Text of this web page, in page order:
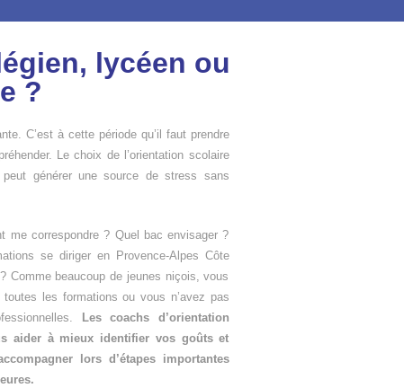
lycéen ou
?
C’est à cette période qu’il faut prendre
Le choix de l’orientation scolaire
générer une source de stress sans
me correspondre ? Quel bac envisager ?
se diriger en Provence-Alpes Côte
Comme beaucoup de jeunes niçois, vous
les formations ou vous n’avez pas
Les coachs d’orientation
aider à mieux identifier vos goûts et
lors d’étapes importantes